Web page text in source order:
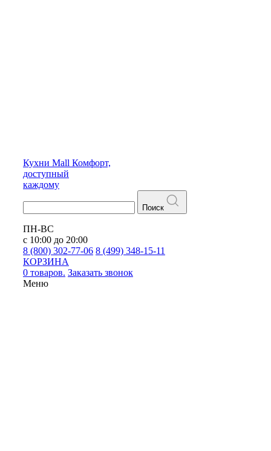
Кухни Mall Комфорт,
доступный
каждому
Поиск
ПН-ВС
с 10:00 до 20:00
8 (800) 302-77-06 8 (499) 348-15-11
КОРЗИНА
0 товаров. Заказать звонок
Меню